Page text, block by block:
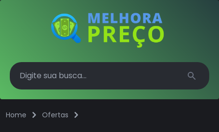
Search
Home Ofertas